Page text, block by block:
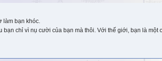
làm bạn khóc.
chỉ vì nụ cười của bạn mà thôi. Với thế giới, bạn là một